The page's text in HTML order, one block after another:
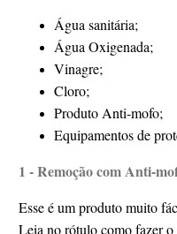
Água sanitária;
Água Oxigenada;
Vinagre;
Cloro;
Produto Anti-mofo;
Equipamentos de
1 - Remoção com Anti-
Esse é um produto muito
Leia no rótulo como fazer o